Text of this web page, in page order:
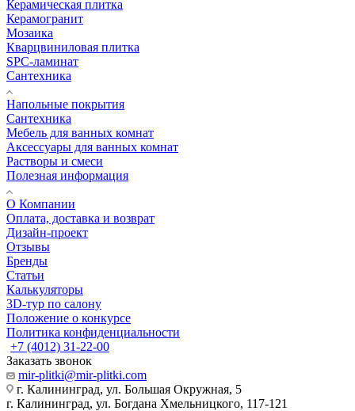
Керамическая плитка
Керамогранит
Мозаика
Кварцвиниловая плитка
SPC-ламинат
Сантехника
Напольные покрытия
Сантехника
Мебель для ванных комнат
Аксессуары для ванных комнат
Растворы и смеси
Полезная информация
О Компании
Оплата, доставка и возврат
Дизайн-проект
Отзывы
Бренды
Статьи
Калькуляторы
3D-тур по салону
Положение о конкурсе
Политика конфиденциальности
+7 (4012) 31-22-00
Заказать звонок
mir-plitki@mir-plitki.com
г. Калининград, ул. Большая Окружная, 5
г. Калининград, ул. Богдана Хмельницкого, 117-121